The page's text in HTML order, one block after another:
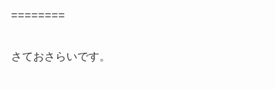
========
さておさらいです。